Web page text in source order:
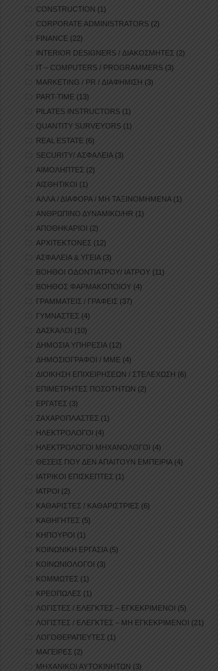
CONSTRUCTION (1)
CORPORATE ADMINISTRATORS (2)
FINANCE (22)
INTERIOR DESIGNERS / ΔΙΑΚΟΣΜΗΤΕΣ (2)
IT – COMPUTERS / PROGRAMMERS (3)
MARKETING / PR / ΔΙΑΦΗΜΙΣΗ (3)
PART-TIME (13)
PILATES INSTRUCTORS (1)
QUANTITY SURVEYORS (1)
REAL ESTATE (6)
SECURITY/ ΑΣΦΑΛΕΙΑ(3)
ΑΙΜΟΛΗΠΤΕΣ (2)
ΑΙΣΘΗΤΙΚΟΙ (1)
ΑΛΛΑ / ΔΙΑΦΟΡΑ / ΜΗ ΤΑΞΙΝΟΜΗΜΕΝΑ(1)
ΑΝΘΡΩΠΙΝΟ ΔΥΝΑΜΙΚΟ/HR (1)
ΑΠΟΘΗΚΑΡΙΟΙ (2)
ΑΡΧΙΤΕΚΤΟΝΕΣ (12)
ΑΣΦΑΛΕΙΑ & ΥΓΕΙΑ(3)
ΒΟΗΘΟΙ ΟΔΟΝΤΙΑΤΡΟΥ/ ΙΑΤΡΟΥ (11)
ΒΟΗΘΟΣ ΦΑΡΜΑΚΟΠΟΙΟΥ (4)
ΓΡΑΜΜΑΤΕΙΣ / ΓΡΑΦΕΙΣ (37)
ΓΥΜΝΑΣΤΕΣ (4)
ΔΑΣΚΑΛΟΙ (10)
ΔΗΜΟΣΙΑ ΥΠΗΡΕΣΙΑ (12)
ΔΗΜΟΣΙΟΓΡΑΦΟΙ / ΜΜΕ (4)
ΔΙΟΙΚΗΣΗ ΕΠΙΧΕΙΡΗΣΕΩΝ / ΣΤΕΛΕΧΩΣΗ (6)
ΕΠΙΜΕΤΡΗΤΕΣ ΠΟΣΟΤΗΤΩΝ (2)
ΕΡΓΑΤΕΣ (3)
ΖΑΧΑΡΟΠΛΑΣΤΕΣ (1)
ΗΛΕΚΤΡΟΛΟΓΟΙ (4)
ΗΛΕΚΤΡΟΛΟΓΟΙ ΜΗΧΑΝΟΛΟΓΟΙ (4)
ΘΕΣΕΙΣ ΠΟΥ ΔΕΝ ΑΠΑΙΤΟΥΝ ΕΜΠΕΙΡΙΑ(4)
ΙΑΤΡΙΚΟΙ ΕΠΙΣΚΕΠΤΕΣ (1)
ΙΑΤΡΟΙ (2)
ΚΑΘΑΡΙΣΤΕΣ / ΚΑΘΑΡΙΣΤΡΙΕΣ (6)
ΚΑΘΗΓΗΤΕΣ (5)
ΚΗΠΟΥΡΟΙ (1)
ΚΟΙΝΩΝΙΚΗ ΕΡΓΑΣΙΑ (5)
ΚΟΙΝΩΝΙΟΛΟΓΟΙ (3)
ΚΟΜΜΩΤΕΣ (1)
ΚΡΕΟΠΩΛΕΣ (1)
ΛΟΓΙΣΤΕΣ / ΕΛΕΓΚΤΕΣ – ΕΓΚΕΚΡΙΜΕΝΟΙ (5)
ΛΟΓΙΣΤΕΣ / ΕΛΕΓΚΤΕΣ – ΜΗ ΕΓΚΕΚΡΙΜΕΝΟΙ (21)
ΛΟΓΟΘΕΡΑΠΕΥΤΕΣ (1)
ΜΑΓΕΙΡΕΣ (2)
ΜΗΧΑΝΙΚΟΙ ΑΥΤΟΚΙΝΗΤΩΝ (3)